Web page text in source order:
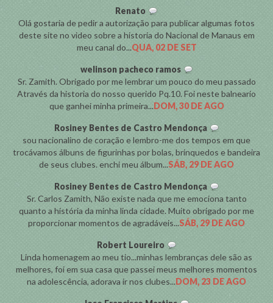
Renato
Olá gostaria de pedir a autorização para publicar algumas fotos
deste site no video sobre a historia do Nacional de Manaus em
meu canal do...QUA, 02 DE SET
welinson pacheco ramos
Sr. Zamith. Obrigado por me lembrar um pouco do meu passado
Através da historia do nosso querido Pq.10. Foi neste balneario
que ganhei minha primeira...DOM, 30 DE AGO
Rosiney Bentes de Castro Mendonça
sou nacionalino de coração e lembro-me dos tempos em que
trocávamos álbuns de figurinhas por bolas, brinquedos e bandeira
de seus clubes. enchi meu álbum...SÁB, 29 DE AGO
Rosiney Bentes de Castro Mendonça
Sr. Carlos Zamith, Não existe nada que me emociona tanto
quanto a história da minha linda cidade. Muito obrigado por me
proporcionar momentos de agradáveis...SÁB, 29 DE AGO
Robert Loureiro
Linda homenagem ao meu tio...minhas lembranças dele são as
melhores, foi em sua casa que passei meus melhores momentos
na adolescência, adorava ir nos clubes...DOM, 23 DE AGO